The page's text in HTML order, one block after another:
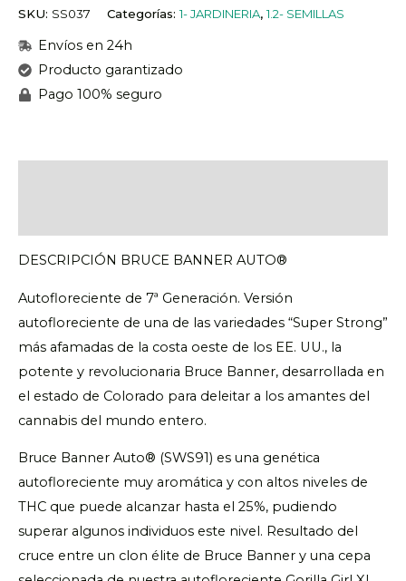
SKU: SS037 Categorías:1- JARDINERIA,1.2- SEMILLAS
Envíos en 24h
Producto garantizado
Pago 100% seguro
DESCRIPCIÓN BRUCE BANNER AUTO®
Autofloreciente de 7ª Generación. Versión
autofloreciente de una de las variedades “Super Strong”
más afamadas de la costa oeste de los EE. UU., la
potente y revolucionaria Bruce Banner, desarrollada en
el estado de Colorado para deleitar a los amantes del
cannabis del mundo entero.
Bruce Banner Auto® (SWS91) es una genética
autofloreciente muy aromática y con altos niveles de
THC que puede alcanzar hasta el 25%, pudiendo
superar algunos individuos este nivel. Resultado del
cruce entre un clon élite de Bruce Banner y una cepa